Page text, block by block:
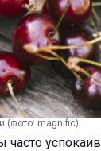
(фото: magnific)